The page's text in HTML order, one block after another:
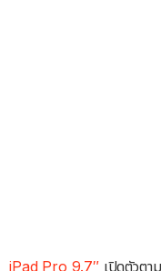
iPad Pro 9.7″เปิดตัวตา